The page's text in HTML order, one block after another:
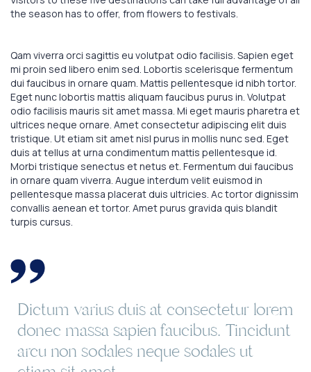
the season has to offer, from flowers to festivals.
Qam viverra orci sagittis eu volutpat odio facilisis. Sapien eget
mi proin sed libero enim sed. Lobortis scelerisque fermentum
dui faucibus in ornare quam. Mattis pellentesque id nibh tortor.
Eget nunc lobortis mattis aliquam faucibus purus in. Volutpat
odio facilisis mauris sit amet massa. Mi eget mauris pharetra et
ultrices neque ornare. Amet consectetur adipiscing elit duis
tristique. Ut etiam sit amet nisl purus in mollis nunc sed. Eget
duis at tellus at urna condimentum mattis pellentesque id.
Morbi tristique senectus et netus et. Fermentum dui faucibus
in ornare quam viverra. Augue interdum velit euismod in
pellentesque massa placerat duis ultricies. Ac tortor dignissim
convallis aenean et tortor. Amet purus gravida quis blandit
turpis cursus.
Dictum varius duis at consectetur lorem
donec massa sapien faucibus. Tincidunt
arcu non sodales neque sodales ut